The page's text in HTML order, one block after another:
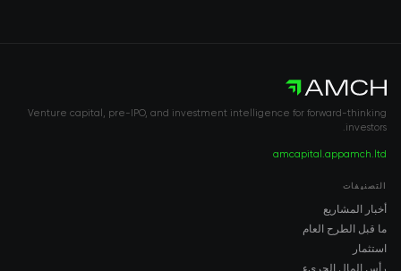
Venture capital, pre-IPO, and investment intelligence for forward-thinking
investors.
amch.ltd
amcapital.app
التصنيفات
أخبار المشاريع
ما قبل الطرح العام
استثمار
رأس المال الجريء